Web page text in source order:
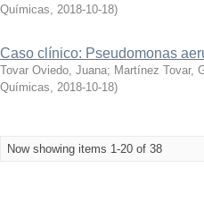
Químicas, 2018-10-18)
Caso clínico: Pseudomonas
Tovar Oviedo, Juana; Martínez Tovar,
Químicas, 2018-10-18)
Now showing items 1-20 of 38